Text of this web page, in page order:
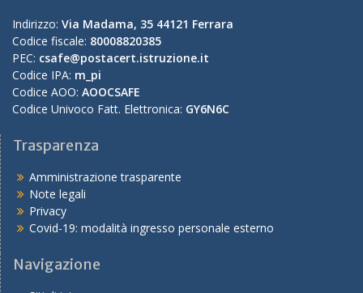
Indirizzo: Via Madama, 35 44121 Ferrara
Codice fiscale: 80008820385
PEC: csafe@postacert.istruzione.it
Codice IPA: m_pi
Codice AOO: AOOCSAFE
Codice Univoco Fatt. Elettronica: GY6N6C
Trasparenza
Amministrazione trasparente
Note legali
Privacy
Covid-19: modalità ingresso personale esterno
Navigazione